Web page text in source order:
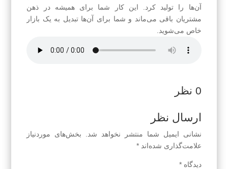
آن‌ها را تولید کرد. این کار شما برای همیشه در ذهن
مشتریان باقی می‌ماند و شما برای آن‌ها تبدیل به یک بازار
خاص می‌شوید.
0 نظر
ارسال نظر
نشانی ایمیل شما منتشر نخواهد شد.
بخش‌های موردنیاز
علامت‌گذاری شده‌اند*
دیدگاه*